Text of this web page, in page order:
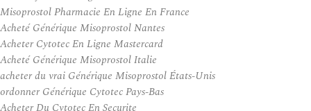
Misoprostol Pharmacie En Ligne En France
Acheté Générique Misoprostol Nantes
Acheter Cytotec En Ligne Mastercard
Acheté Générique Misoprostol Italie
acheter du vrai Générique Misoprostol États-Unis
ordonner Générique Cytotec Pays-Bas